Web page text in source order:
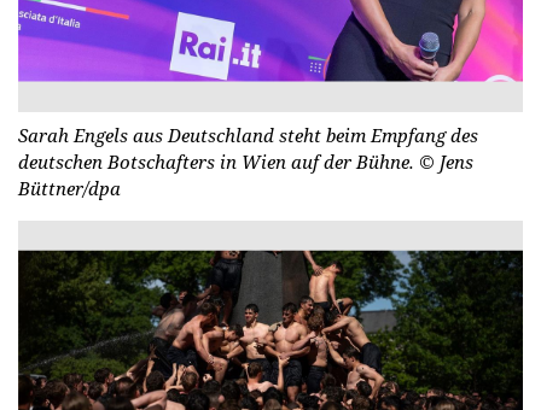
Sarah Engels aus Deutschland steht beim Empfang des
deutschen Botschafters in Wien auf der Bühne. © Jens
Büttner/dpa